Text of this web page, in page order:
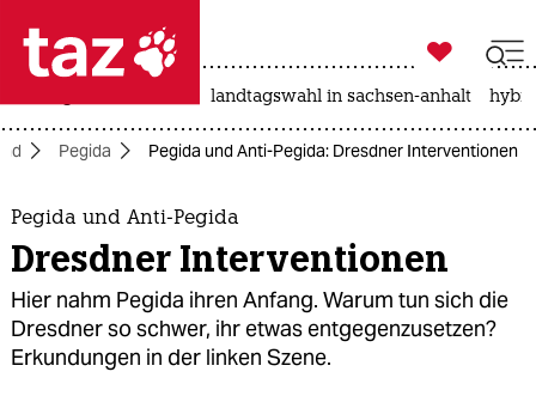
 taz zahl ich
taz zahl ich
themen
politik
öko
gesellschaft

taz zahl ich
landtagswahl in sachsen-anhalt
Pegida Pegida und Anti-Pegida: Dresdner Interventionen
Pegida und Anti-Pegida
Dresdner Interventionen
Hier nahm Pegida ihren Anfang. Warum tun sich die
Dresdner so schwer, ihr etwas entgegenzusetzen?
Erkundungen in der linken Szene.